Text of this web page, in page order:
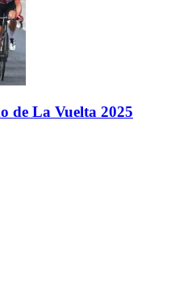
de La Vuelta 2025